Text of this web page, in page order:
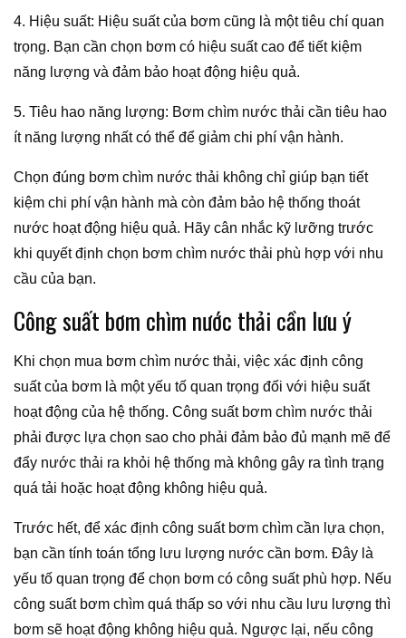
4. Hiệu suất: Hiệu suất của bơm cũng là một tiêu chí quan
trọng. Bạn cần chọn bơm có hiệu suất cao để tiết kiệm
năng lượng và đảm bảo hoạt động hiệu quả.
5. Tiêu hao năng lượng: Bơm chìm nước thải cần tiêu hao
ít năng lượng nhất có thể để giảm chi phí vận hành.
Chọn đúng bơm chìm nước thải không chỉ giúp bạn tiết
kiệm chi phí vận hành mà còn đảm bảo hệ thống thoát
nước hoạt động hiệu quả. Hãy cân nhắc kỹ lưỡng trước
khi quyết định chọn bơm chìm nước thải phù hợp với nhu
cầu của bạn.
Công suất bơm chìm nước thải cần lưu ý
Khi chọn mua bơm chìm nước thải, việc xác định công
suất của bơm là một yếu tố quan trọng đối với hiệu suất
hoạt động của hệ thống. Công suất bơm chìm nước thải
phải được lựa chọn sao cho phải đảm bảo đủ mạnh mẽ để
đẩy nước thải ra khỏi hệ thống mà không gây ra tình trạng
quá tải hoặc hoạt động không hiệu quả.
Trước hết, để xác định công suất bơm chìm cần lựa chọn,
bạn cần tính toán tổng lưu lượng nước cần bơm. Đây là
yếu tố quan trọng để chọn bơm có công suất phù hợp. Nếu
công suất bơm chìm quá thấp so với nhu cầu lưu lượng thì
bơm sẽ hoạt động không hiệu quả. Ngược lại, nếu công